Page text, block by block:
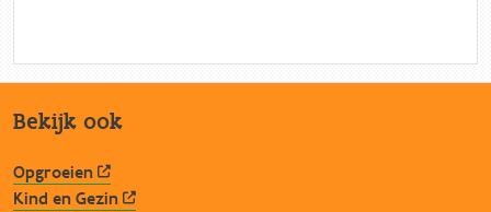
Bekijk ook
Opgroeien
Kind en Gezin